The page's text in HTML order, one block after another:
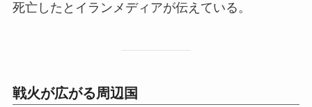
死亡したとイランメディアが伝えている。
戦火が広がる周辺国